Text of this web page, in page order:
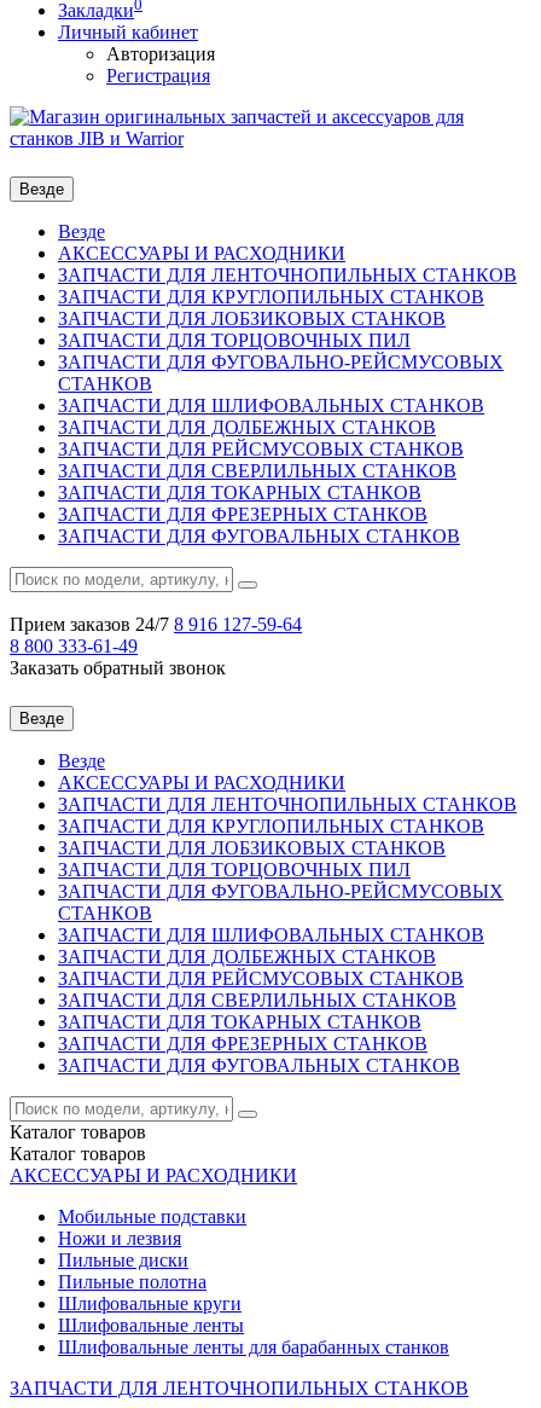
Закладки0
Личный кабинет
Авторизация
Регистрация
Везде
Везде
АКСЕССУАРЫ И РАСХОДНИКИ
ЗАПЧАСТИ ДЛЯ ЛЕНТОЧНОПИЛЬНЫХ СТАНКОВ
ЗАПЧАСТИ ДЛЯ КРУГЛОПИЛЬНЫХ СТАНКОВ
ЗАПЧАСТИ ДЛЯ ЛОБЗИКОВЫХ СТАНКОВ
ЗАПЧАСТИ ДЛЯ ТОРЦОВОЧНЫХ ПИЛ
ЗАПЧАСТИ ДЛЯ ФУГОВАЛЬНО-РЕЙСМУСОВЫХ
СТАНКОВ
ЗАПЧАСТИ ДЛЯ ШЛИФОВАЛЬНЫХ СТАНКОВ
ЗАПЧАСТИ ДЛЯ ДОЛБЕЖНЫХ СТАНКОВ
ЗАПЧАСТИ ДЛЯ РЕЙСМУСОВЫХ СТАНКОВ
ЗАПЧАСТИ ДЛЯ СВЕРЛИЛЬНЫХ СТАНКОВ
ЗАПЧАСТИ ДЛЯ ТОКАРНЫХ СТАНКОВ
ЗАПЧАСТИ ДЛЯ ФРЕЗЕРНЫХ СТАНКОВ
ЗАПЧАСТИ ДЛЯ ФУГОВАЛЬНЫХ СТАНКОВ
Прием заказов 24/7 8 916 127-59-64
8 800 333-61-49
Заказать обратный звонок
Везде
Везде
АКСЕССУАРЫ И РАСХОДНИКИ
ЗАПЧАСТИ ДЛЯ ЛЕНТОЧНОПИЛЬНЫХ СТАНКОВ
ЗАПЧАСТИ ДЛЯ КРУГЛОПИЛЬНЫХ СТАНКОВ
ЗАПЧАСТИ ДЛЯ ЛОБЗИКОВЫХ СТАНКОВ
ЗАПЧАСТИ ДЛЯ ТОРЦОВОЧНЫХ ПИЛ
ЗАПЧАСТИ ДЛЯ ФУГОВАЛЬНО-РЕЙСМУСОВЫХ
СТАНКОВ
ЗАПЧАСТИ ДЛЯ ШЛИФОВАЛЬНЫХ СТАНКОВ
ЗАПЧАСТИ ДЛЯ ДОЛБЕЖНЫХ СТАНКОВ
ЗАПЧАСТИ ДЛЯ РЕЙСМУСОВЫХ СТАНКОВ
ЗАПЧАСТИ ДЛЯ СВЕРЛИЛЬНЫХ СТАНКОВ
ЗАПЧАСТИ ДЛЯ ТОКАРНЫХ СТАНКОВ
ЗАПЧАСТИ ДЛЯ ФРЕЗЕРНЫХ СТАНКОВ
ЗАПЧАСТИ ДЛЯ ФУГОВАЛЬНЫХ СТАНКОВ
Каталог товаров
Каталог товаров
АКСЕССУАРЫ И РАСХОДНИКИ
Мобильные подставки
Ножи и лезвия
Пильные диски
Пильные полотна
Шлифовальные круги
Шлифовальные ленты
Шлифовальные ленты для барабанных станков
ЗАПЧАСТИ ДЛЯ ЛЕНТОЧНОПИЛЬНЫХ СТАНКОВ